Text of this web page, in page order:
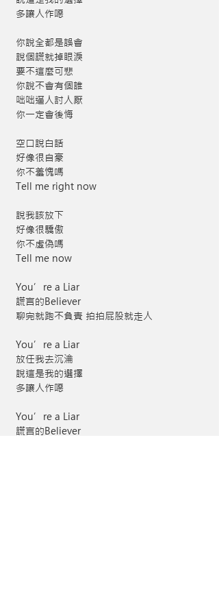
多讓人作噁
你說全都是誤會
說個謊就掉眼淚
要不這麼可悲
你說不會有個誰
咄咄逼人討人厭
你一定會後悔
空口說白話
好像很自豪
你不羞愧嗎
Tell me right now
說我該放下
好像很驕傲
你不虛偽嗎
Tell me now
You’re a Liar
謊言的Believer
聊完就跑不負責 拍拍屁股就走人
You’re a Liar
放任我去沉淪
說這是我的選擇
多讓人作噁
You’re a Liar
謊言的Believer